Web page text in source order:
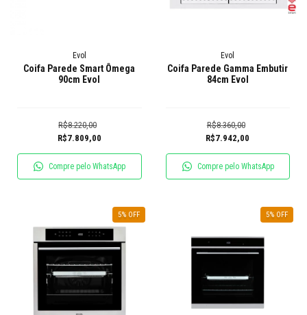
Evol
Coifa Parede Smart Ômega
90cm Evol
R$8.220,00
R$7.809,00
Compre pelo WhatsApp
Evol
Coifa Parede Gamma Embutir
84cm Evol
R$8.360,00
R$7.942,00
Compre pelo WhatsApp
5% OFF 5% OFF